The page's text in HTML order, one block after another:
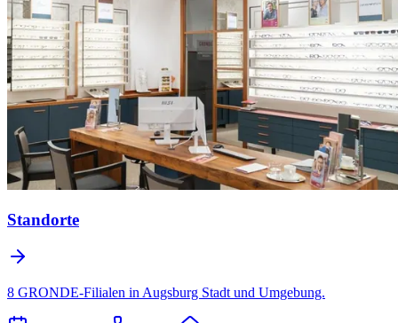
Standorte
8 GRONDE-Filialen in Augsburg Stadt und Umgebung.